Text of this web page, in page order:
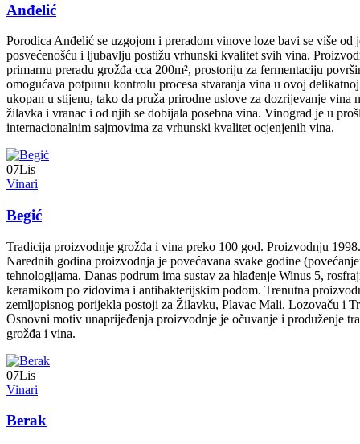
Anđelić
Porodica Anđelić se uzgojom i preradom vinove loze bavi se više
posvećenošću i ljubavlju postižu vrhunski kvalitet svih vina.
primarnu preradu grožđa cca 200m², prostoriju za fermentaciju
omogućava potpunu kontrolu procesa stvaranja vina u ovoj
ukopan u stijenu, tako da pruža prirodne uslove za dozrijevanje
žilavka i vranac i od njih se dobijala posebna vina. Vinograd je u
internacionalnim sajmovima za vrhunski kvalitet ocjenjenih vina.
07Lis
Vinari
Begić
Tradicija proizvodnje grožđa i vina preko 100 god. Proizvodnju
Narednih godina proizvodnja je povećavana svake godine
tehnologijama. Danas podrum ima sustav za hlađenje Winus 5,
keramikom po zidovima i antibakterijskim podom. Trenutna
zemljopisnog porijekla postoji za Žilavku, Plavac Mali, Lozovaču i
Osnovni motiv unaprijeđenja proizvodnje je očuvanje i produženje
grožđa i vina.
07Lis
Vinari
Berak